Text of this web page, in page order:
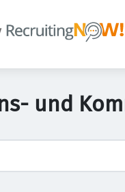
und